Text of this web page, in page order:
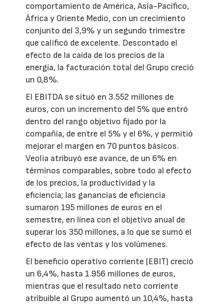
comportamiento de América, Asia-Pacífico,
África y Oriente Medio, con un crecimiento
conjunto del 3,9% y un segundo trimestre
que calificó de excelente. Descontado el
efecto de la caída de los precios de la
energía, la facturación total del Grupo creció
un 0,8%.
El EBITDA se situó en 3.552 millones de
euros, con un incremento del 5% que entró
dentro del rango objetivo fijado por la
compañía, de entre el 5% y el 6%, y permitió
mejorar el margen en 70 puntos básicos.
Veolia atribuyó ese avance, de un 6% en
términos comparables, sobre todo al efecto
de los precios, la productividad y la
eficiencia; las ganancias de eficiencia
sumaron 195 millones de euros en el
semestre, en línea con el objetivo anual de
superar los 350 millones, a lo que se sumó el
efecto de las ventas y los volúmenes.
El beneficio operativo corriente (EBIT) creció
un 6,4%, hasta 1.956 millones de euros,
mientras que el resultado neto corriente
atribuible al Grupo aumentó un 10,4%, hasta